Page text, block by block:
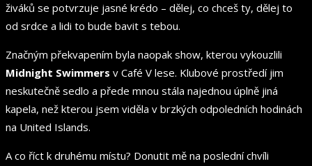
živáků se potvrzuje jasné krédo – dělej, co chceš ty, dělej to
od srdce a lidi to bude bavit s tebou.
Značným překvapením byla naopak show, kterou vykouzlili
Midnight Swimmers v Café V lese. Klubové prostředí jim
neskutečně sedlo a přede mnou stála najednou úplně jiná
kapela, než kterou jsem viděla v brzkých odpoledních hodinách
na United Islands.
A co říct k druhému místu? Donutit mě na poslední chvíli